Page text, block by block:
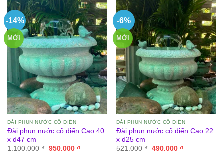
-14%
MỚI
ĐÀI PHUN NƯỚC CỔ ĐIỂN
Đài phun nước cổ điển Cao 40
x d47 cm
1.100.000₫ Giá
950.000 ₫Giá
-6%
MỚI
ĐÀI PHUN NƯỚC CỔ ĐIỂN
Đài phun nước cổ điển Cao 22
x d25 cm
521.000₫ Giá
490.000 ₫Giá